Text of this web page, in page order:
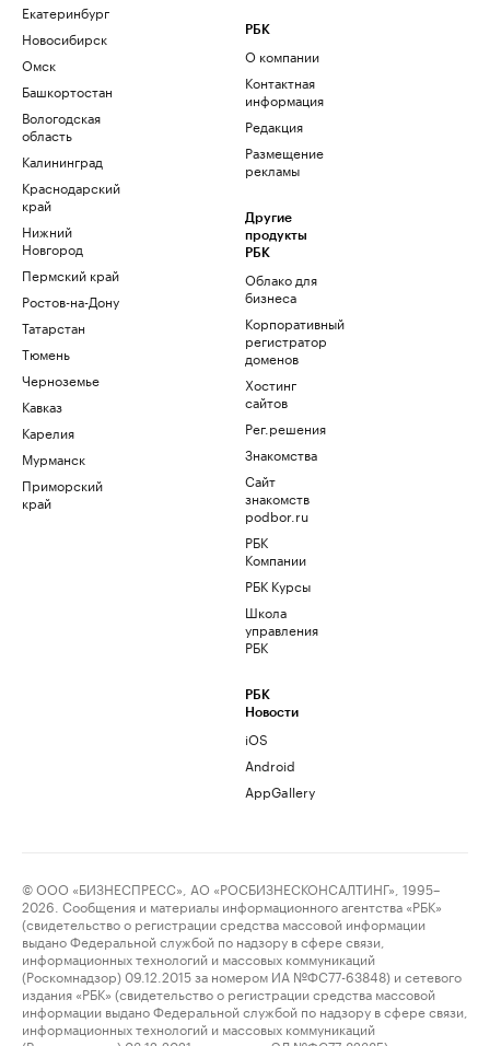
Екатеринбург
Новосибирск
Омск
Башкортостан
Вологодская
область
Калининград
Краснодарский
край
Нижний
Новгород
Пермский край
Ростов-на-Дону
Татарстан
Тюмень
Черноземье
Кавказ
Карелия
Мурманск
Приморский
край
РБК
О компании
Контактная
информация
Редакция
Размещение
рекламы
Другие
продукты
РБК
Облако для
бизнеса
Корпоративный
регистратор
доменов
Хостинг
сайтов
Рег.решения
Знакомства
Сайт
знакомств
podbor.ru
РБК
Компании
РБК Курсы
Школа
управления
РБК
РБК
Новости
iOS
Android
AppGallery
© ООО «БИЗНЕСПРЕСС», АО «РОСБИЗНЕСКОНСАЛТИНГ», 1995–
2026. Сообщения и материалы информационного агентства «РБК»
(свидетельство о регистрации средства массовой информации
выдано Федеральной службой по надзору в сфере связи,
информационных технологий и массовых коммуникаций
(Роскомнадзор) 09.12.2015 за номером ИА №ФС77-63848) и сетевого
издания «РБК» (свидетельство о регистрации средства массовой
информации выдано Федеральной службой по надзору в сфере связи,
информационных технологий и массовых коммуникаций